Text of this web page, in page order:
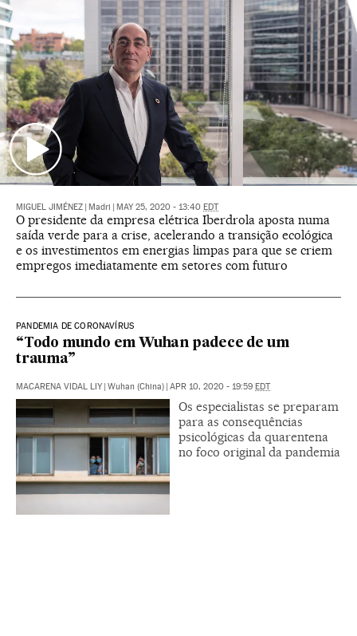
MIGUEL JIMÉNEZ Madri MAY 25, 2020 - 13:40 EDT
O presidente da empresa elétrica Iberdrola aposta numa
saída verde para a crise, acelerando a transição ecológica
e os investimentos em energias limpas para que se criem
empregos imediatamente em setores com futuro
PANDEMIA DE CORONAVÍRUS
“Todo mundo em Wuhan padece de um
trauma”
MACARENA VIDAL LIY Wuhan (China) APR 10, 2020 - 19:59 EDT
Os especialistas se preparam
para as consequências
psicológicas da quarentena
no foco original da pandemia